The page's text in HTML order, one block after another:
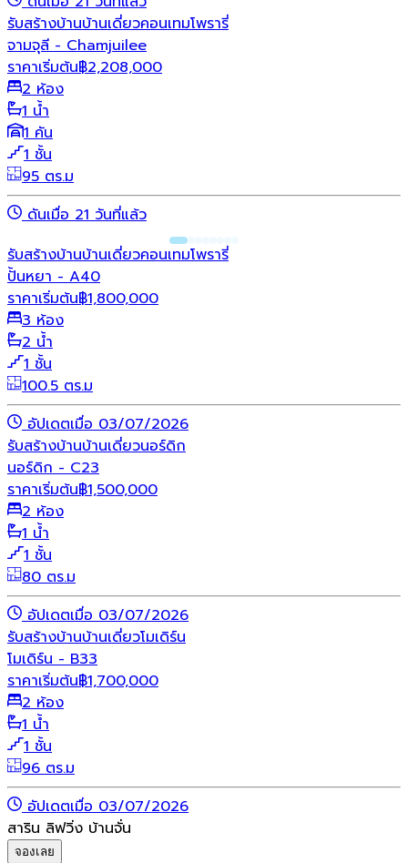
รับสร้างบ้านบ้านเดี่ยวคอนเทมโพรารี่
จามจุลี - Chamjuilee
ราคาเริ่มต้น฿2,208,000
2 ห้อง
1 น้ำ
1 คัน
1 ชั้น
95 ตร.ม
ดันเมื่อ 21 วันที่แล้ว
รับสร้างบ้านบ้านเดี่ยวคอนเทมโพรารี่
ปั้นหยา - A40
ราคาเริ่มต้น฿1,800,000
3 ห้อง
2 น้ำ
1 ชั้น
100.5 ตร.ม
อัปเดตเมื่อ 03/07/2026
รับสร้างบ้านบ้านเดี่ยวนอร์ดิก
นอร์ดิก - C23
ราคาเริ่มต้น฿1,500,000
2 ห้อง
1 น้ำ
1 ชั้น
80 ตร.ม
อัปเดตเมื่อ 03/07/2026
รับสร้างบ้านบ้านเดี่ยวโมเดิร์น
โมเดิร์น - B33
ราคาเริ่มต้น฿1,700,000
2 ห้อง
1 น้ำ
1 ชั้น
96 ตร.ม
อัปเดตเมื่อ 03/07/2026
สาริน ลิฟวิ่ง บ้านจั่น
จองเลย